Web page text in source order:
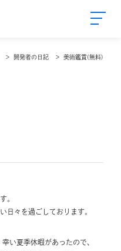
開発者の日記 美術鑑賞(無料)
。
日々を過ごしております。
い夏季休暇があったので、